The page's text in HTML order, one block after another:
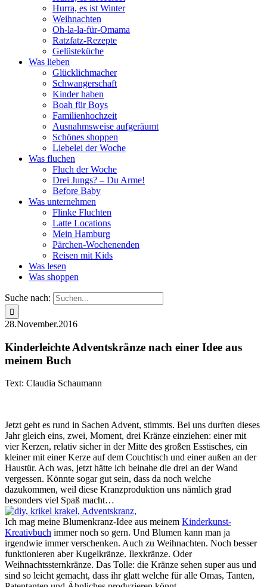
Hurra, es ist Winter
Weihnachten
Oh-la-la-für-Omama
Ratzfatz-Rezepte
Gelüsteküche
Was lieben
Glücklichmacher
Schwangerschaft
Kinder haben
Boah für Boys
Familienhochzeit
Ausnahmsweise aufgeräumt
Schönes shoppen
Liebelei der Woche
Was fluchen
Fluch der Woche
Drei Jungs? – Du Arme!
Before Baby
Was unternehmen
Flinke Fluchten
Latte Locations
Mein Hamburg
Pärchen-Wochenenden
Reisen mit Kids
Was lesen
Was shoppen
Suche nach:
28.November.2016
Kinderleichte Adventskränze nach einer Idee aus
meinem Buch
Text: Claudia Schaumann
Jetzt geht es rund in Sachen Advent, stimmts. Bei uns durften dieses
Jahr gleich eins, zwei, Moment, drei Kränze einziehen: einer mit
vier Kerzen, relativ sicher in der Mitte des großen Esstisches, ein
kleiner mit einer Kerze auf dem Couchtisch und einer außen an der
Haustür. Ach was, jetzt hätte ich beinahe die drei an der Wand
vergessen. Könnte sogar gut sein, dass da noch welche
dazukommen, weil diese Kranzproduktion uns nämlich grad
besonders viel Spaß macht…
Ich mag meine Blumenkranz-Idee aus meinem Kinderkunst-
Kreativbuch immer noch so gern. Und Blumen kann man ja
irgendwie immer verschenken. Auch zu Weihnachten. Noch besser
funktionieren aber Kugelkränze. Ilexkränze. Oder
Weihnachtssternkränze. Das Tolle: die Kränze sehen super aus und
sind so leicht gemacht, dass ihr glatt welche für alle Omas, Tanten,